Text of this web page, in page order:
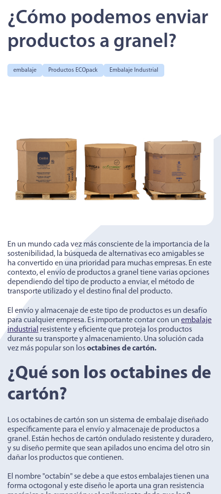
¿Cómo podemos enviar
productos a granel?
embalaje Productos ECOpack Embalaje Industrial
En un mundo cada vez más consciente de la importancia de la
sostenibilidad, la búsqueda de alternativas eco amigables se
ha convertido en una prioridad para muchas empresas. En este
contexto, el envío de productos a granel tiene varias opciones
dependiendo del tipo de producto a enviar, el método de
transporte utilizado y el destino final del producto.
El envío y almacenaje de este tipo de productos es un desafío
para cualquier empresa. Es importante contar con un embalaje
industrial resistente y eficiente que proteja los productos
durante su transporte y almacenamiento. Una solución cada
vez más popular son losoctabines de cartón.
¿Qué son los octabines de
cartón?
Los octabines de cartón son un sistema de embalaje diseñado
específicamente para el envío y almacenaje de productos a
granel. Están hechos de cartón ondulado resistente y duradero,
y su diseño permite que sean apilados uno encima del otro sin
dañar los productos que contienen.
El nombre "octabín" se debe a que estos embalajes tienen una
forma octogonal y este diseño le aporta una gran resistencia